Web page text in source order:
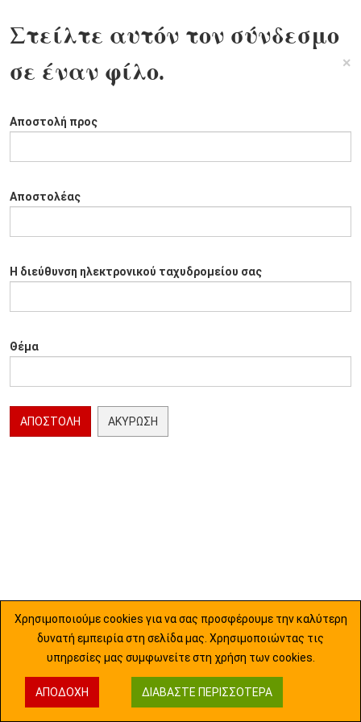
Στείλτε αυτόν τον σύνδεσμο
σε έναν φίλο.
×
Αποστολή προς
Αποστολέας
Η διεύθυνση ηλεκτρονικού ταχυδρομείου σας
Θέμα
ΑΠΟΣΤΟΛΉ ΑΚΎΡΩΣΗ
Χρησιμοποιούμε cookies για να σας προσφέρουμε την καλύτερη
δυνατή εμπειρία στη σελίδα μας. Χρησιμοποιώντας τις
υπηρεσίες μας συμφωνείτε στη χρήση των cookies.
ΑΠΟΔΟΧΉ ΔΙΑΒΆΣΤΕ ΠΕΡΙΣΣΌΤΕΡΑ